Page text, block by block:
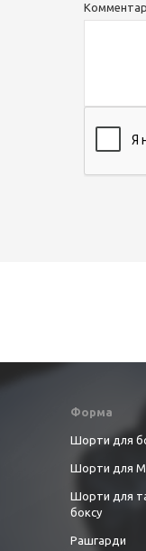
Форма
Шорти для
Шорти для
Шорти для
боксу
Рашгарди